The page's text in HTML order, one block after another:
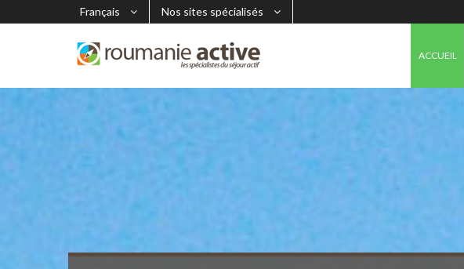
Français Nos sites spécialisés
ACCUEIL